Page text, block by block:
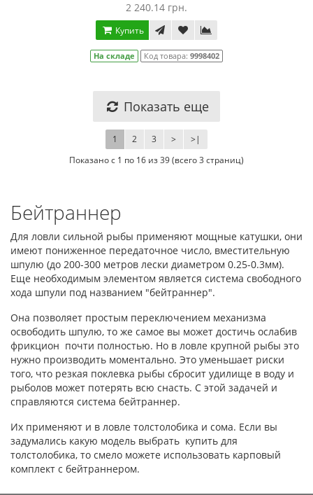
2 240.14 грн.
Купить
На складе Код товара: 9998402
Показать еще
1 2 3 > >|
Показано с 1 по 16 из 39 (всего 3 страниц)
Бейтраннер
Для ловли сильной рыбы применяют мощные катушки, они
имеют пониженное передаточное число, вместительную
шпулю (до 200-300 метров лески диаметром 0.25-0.3мм).
Еще необходимым элементом является система свободного
хода шпули под названием "бейтраннер".
Она позволяет простым переключением механизма
освободить шпулю, то же самое вы может достичь ослабив
фрикцион почти полностью. Но в ловле крупной рыбы это
нужно производить моментально. Это уменьшает риски
того, что резкая поклевка рыбы сбросит удилище в воду и
рыболов может потерять всю снасть. С этой задачей и
справляются система бейтраннер.
Их применяют и в ловле толстолобика и сома. Если вы
задумались какую модель выбрать купить для
толстолобика, то смело можете использовать карповый
комплект с бейтраннером.